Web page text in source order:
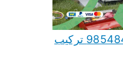
فني تكييف هندي الري 98548488 تركيب